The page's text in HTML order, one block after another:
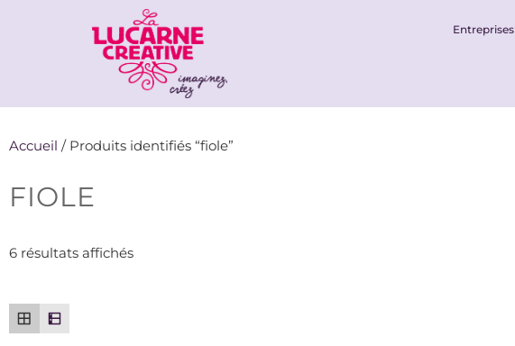
Entreprises
Accueil / Produits identifiés “fiole”
FIOLE
6 résultats affichés